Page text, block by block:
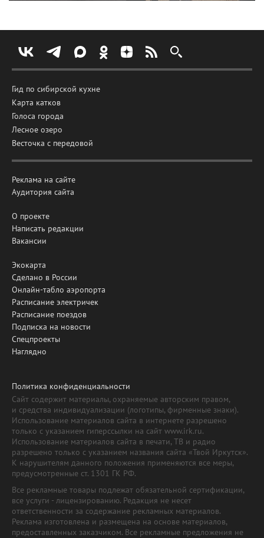
Гид по сибирской кухне
Карта катков
Голоса города
Лесное озеро
Весточка с передовой
Реклама на сайте
Аудитория сайта
О проекте
Написать редакции
Вакансии
Экокарта
Сделано в России
Онлайн-табло аэропорта
Расписание электричек
Расписание поездов
Подписка на новости
Спецпроекты
Наглядно
Политика конфиденциальности
Сайт содержит материалы, охраняемые авторским правом,
и средства индивидуализации (логотипы, фирменные знаки).
Использование материалов сайта в интернете разрешено
только с указанием гиперссылки на сайт www.irk.ru.
Использование материалов сайта в печати, ТВ и радио
разрешено только с указанием названия сайта «Твой Иркутск».
К нарушителям данного положения применяются все меры,
предусмотренные ст. 1301 ГК РФ.
Все рекламные товары подлежат обязательной сертификации,
все услуги - лицензированию. Редакция не несет
ответственности за содержание рекламных материалов.
Реклама изготовлена и размещена на основе материалов,
предоставленных заказчиком. Все рекламные предложения не